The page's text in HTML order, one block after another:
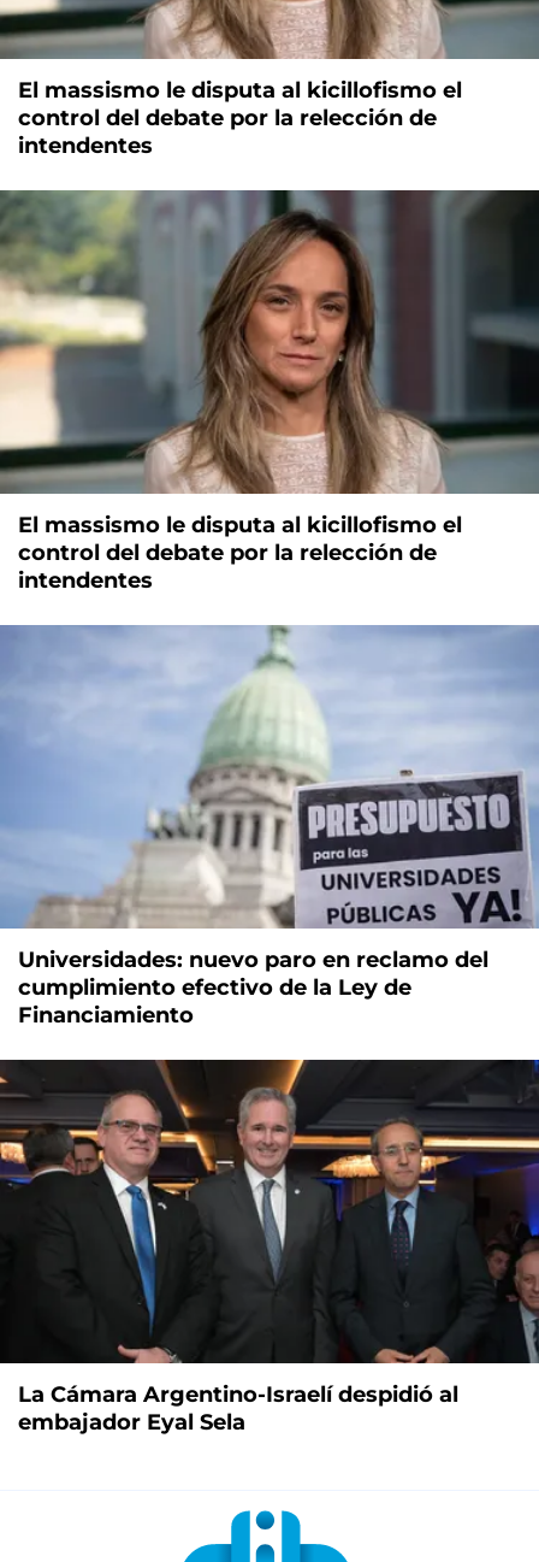
El massismo le disputa al kicillofismo el
control del debate por la relección de
intendentes
El massismo le disputa al kicillofismo el
control del debate por la relección de
intendentes
Universidades: nuevo paro en reclamo del
cumplimiento efectivo de la Ley de
Financiamiento
La Cámara Argentino-Israelí despidió al
embajador Eyal Sela